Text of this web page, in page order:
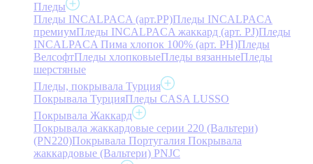
Пледы
Пледы INCALPACA (арт.PP)Пледы INCALPACA
премиумПледы INCALPACA жаккард (арт. PJ)Пледы
INCALPACA Пима хлопок 100% (арт. PH)Пледы
ВелсофтПледы хлопковыеПледы вязанныеПледы
шерстяные
Пледы, покрывала Турция
Покрывала ТурцияПледы CASA LUSSO
Покрывала Жаккард
Покрывала жаккардовые серии 220 (Вальтери)
(PN220)Покрывала Португалия Покрывала
жаккардовые (Вальтери) PNJC